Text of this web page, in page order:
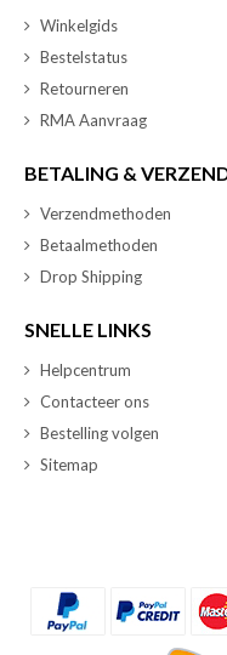
Winkelgids
Bestelstatus
Retourneren
RMA Aanvraag
BETALING &
Verzendmethoden
Betaalmethoden
Drop Shipping
SNELLE LINKS
Helpcentrum
Contacteer ons
Bestelling volgen
Sitemap